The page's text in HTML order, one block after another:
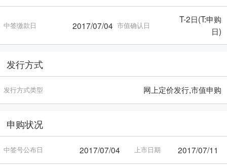
中签缴款日 2017/07/04 市值确认日
T-2日(T:申购
日)
发行方式
发行方式类型 网上定价发行,市值申购
申购状况
中签号公布日 2017/07/04 上市日期 2017/07/11